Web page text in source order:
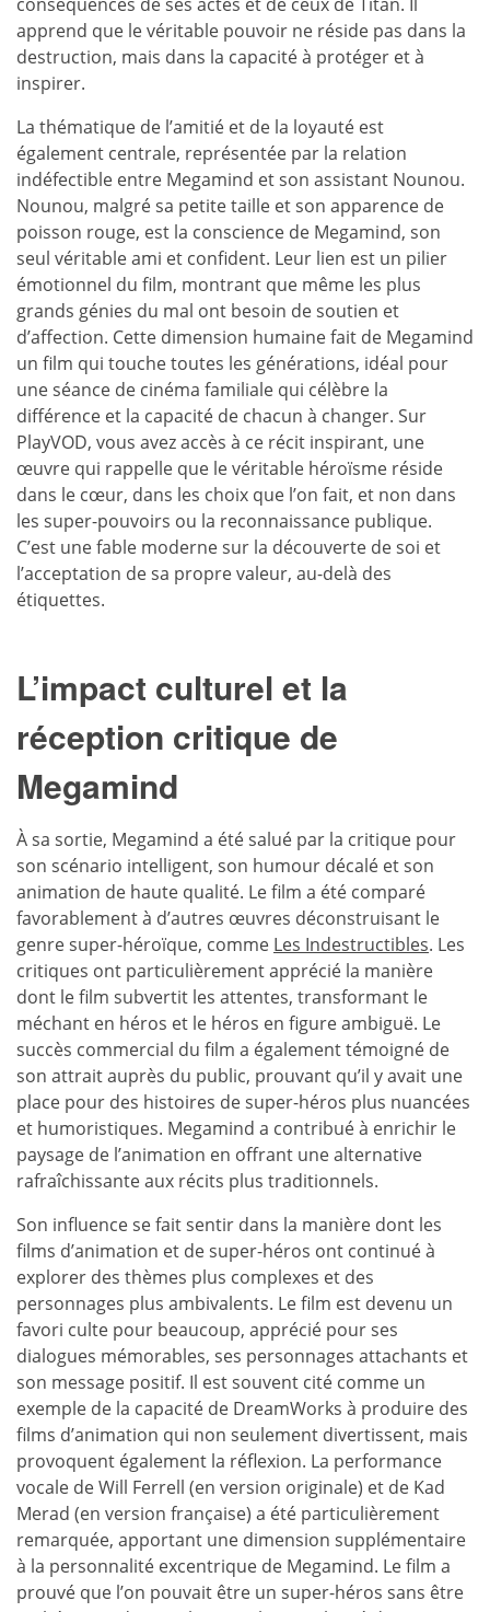
apprend que le véritable pouvoir ne réside pas dans la
destruction, mais dans la capacité à protéger et à
inspirer.
La thématique de l’amitié et de la loyauté est
également centrale, représentée par la relation
indéfectible entre Megamind et son assistant Nounou.
Nounou, malgré sa petite taille et son apparence de
poisson rouge, est la conscience de Megamind, son
seul véritable ami et confident. Leur lien est un pilier
émotionnel du film, montrant que même les plus
grands génies du mal ont besoin de soutien et
d’affection. Cette dimension humaine fait de Megamind
un film qui touche toutes les générations, idéal pour
une séance de cinéma familiale qui célèbre la
différence et la capacité de chacun à changer. Sur
PlayVOD, vous avez accès à ce récit inspirant, une
œuvre qui rappelle que le véritable héroïsme réside
dans le cœur, dans les choix que l’on fait, et non dans
les super-pouvoirs ou la reconnaissance publique.
C’est une fable moderne sur la découverte de soi et
l’acceptation de sa propre valeur, au-delà des
étiquettes.
L’impact culturel et la
réception critique de
Megamind
À sa sortie, Megamind a été salué par la critique pour
son scénario intelligent, son humour décalé et son
animation de haute qualité. Le film a été comparé
favorablement à d’autres œuvres déconstruisant le
genre super-héroïque, comme Les Indestructibles. Les
critiques ont particulièrement apprécié la manière
dont le film subvertit les attentes, transformant le
méchant en héros et le héros en figure ambiguë. Le
succès commercial du film a également témoigné de
son attrait auprès du public, prouvant qu’il y avait une
place pour des histoires de super-héros plus nuancées
et humoristiques. Megamind a contribué à enrichir le
paysage de l’animation en offrant une alternative
rafraîchissante aux récits plus traditionnels.
Son influence se fait sentir dans la manière dont les
films d’animation et de super-héros ont continué à
explorer des thèmes plus complexes et des
personnages plus ambivalents. Le film est devenu un
favori culte pour beaucoup, apprécié pour ses
dialogues mémorables, ses personnages attachants et
son message positif. Il est souvent cité comme un
exemple de la capacité de DreamWorks à produire des
films d’animation qui non seulement divertissent, mais
provoquent également la réflexion. La performance
vocale de Will Ferrell (en version originale) et de Kad
Merad (en version française) a été particulièrement
remarquée, apportant une dimension supplémentaire
à la personnalité excentrique de Megamind. Le film a
prouvé que l’on pouvait être un super-héros sans être